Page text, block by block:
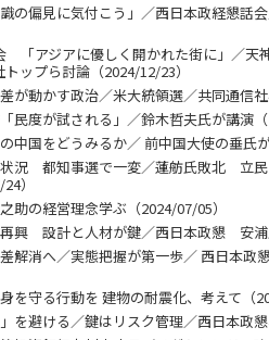
の偏見に気付こう」／西日本政経懇話
アジアに優しく開かれた街に」／天
ップら討論（2024/12/23）
が動かす政治／米大統領選／共同通信
民度が試される」／鈴木哲夫氏が講演
中国をどうみるか／ 前中国大使の垂氏
況 都知事選で一変／蓮舫氏敗北 立
）
の経営理念学ぶ（2024/07/05）
興 設計と人材が鍵／西日本政懇 安浦
解消へ／実態把握が第一歩／ 西日本政
を守る行動を 建物の耐震化、考えて（
を避ける／鍵はリスク管理／西日本政